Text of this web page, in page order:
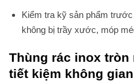
Kiểm tra kỹ sản phẩm
không bị trầy xước, móp
Thùng rác inox tròn
tiết kiệm không gian